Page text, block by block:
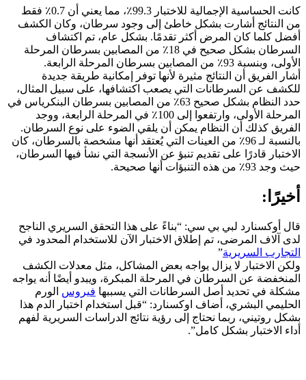
كانت الحساسية الإجمالية للاختبار 99.3٪، مما يعني أن 0.7٪ فقط
من النتائج أشارت بشكل خاطئ إلى وجود سرطان، وكان الكشف
أفضل كلما كان المرض أكثر تقدمًا. بشكل عام، تم اكتشاف
السرطان بشكل صحيح في 18٪ من المصابين بسرطان المرحلة
الأولى، وبنسبة 93٪ من المصابين بسرطان المرحلة الرابعة.
أشار الفريق أن النتائج مثيرة لأنها توفر إمكانية طريقة جديدة
للكشف عن السرطانات التي يصعب اكتشافها، على سبيل المثال،
حدد النظام بشكل صحيح 63٪ من المصابين بسرطان البنكرياس في
المرحلة الأولى، وارتفعوا إلى 100٪ في المرحلة الرابعة، ووجد
الفريق كذلك أن النظام يمكن أن يلقي الضوء على نوع السرطان.
بالنسبة لـ 96٪ من العينات التي يُعتقد أنها مشخصة بالسرطان، كان
الاختبار قادرًا على تقديم تنبؤ عن الأنسجة التي نشأ فيها السرطان،
حيث وجد 93٪ من هذه التنبؤات أنها صحيحة.
أخيرًا:
قال أوكسنارد لبي بي سي: “بناءً على هذا التحقق السريري الناجح
لدى آلاف المرضى، تم إطلاق الاختبار الآن للاستخدام المحدود في
التجارب السريرية”
ولكن الاختبار لا يزال يواجه بعض المشاكل، مثل معدلات الكشف
المنخفضة عن السرطان في المرحلة المبكرة، ويبدو أيضًا أنه يواجه
مشكلة في تحديد أصل السرطانات التي يسببها فيروسالورم
الحليمي البشري، أضاف اوكسنارد: “قبل استخدام اختبار الدم هذا
بشكل روتيني، ربما نحتاج إلى رؤية نتائج الدراسات السريرية لفهم
أداء الاختبار بشكل كامل”.